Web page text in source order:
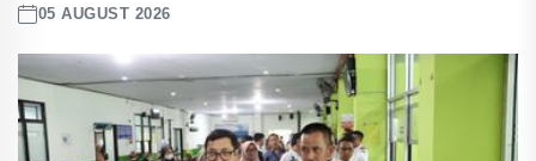
05 AUGUST 2026